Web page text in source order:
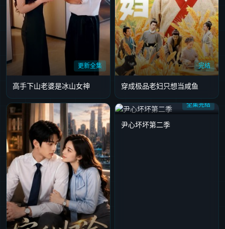
更新全集
高手下山老婆是冰山女神
完结
穿成极品老妇只想当咸鱼
全集完结
尹心坏坏第二季